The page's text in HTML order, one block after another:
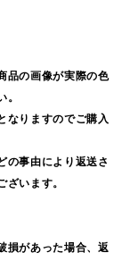
の画像が実際の色
なりますのでご購入
事由により返送さ
います。
があった場合、返